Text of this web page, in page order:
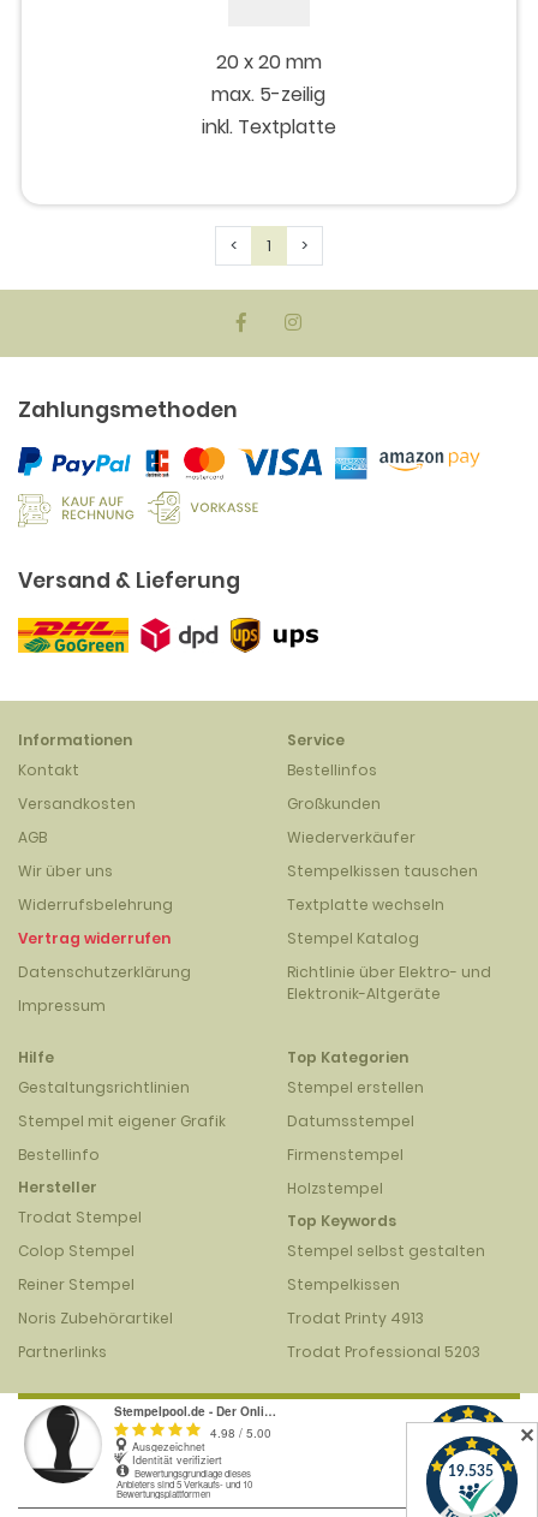
20 x 20 mm
max. 5-zeilig
inkl. Textplatte
<Previous
1 >Next
Zahlungsmethoden
Versand & Lieferung
Informationen
Kontakt
Versandkosten
AGB
Wir über uns
Widerrufsbelehrung
Vertrag widerrufen
Datenschutzerklärung
Impressum
Service
Bestellinfos
Großkunden
Wiederverkäufer
Stempelkissen tauschen
Textplatte wechseln
Stempel Katalog
Richtlinie über Elektro- und
Elektronik-Altgeräte
Hilfe
Gestaltungsrichtlinien
Stempel mit eigener Grafik
Bestellinfo
Hersteller
Trodat Stempel
Colop Stempel
Reiner Stempel
Noris Zubehörartikel
Partnerlinks
Top Kategorien
Stempel erstellen
Datumsstempel
Firmenstempel
Holzstempel
Top Keywords
Stempel selbst gestalten
Stempelkissen
Trodat Printy 4913
Trodat Professional 5203
✕